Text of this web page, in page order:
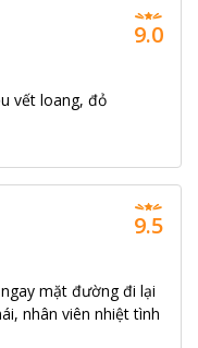
vết loang, đỏ
9.0
mặt đường đi lại
nhân viên nhiệt tình
9.5